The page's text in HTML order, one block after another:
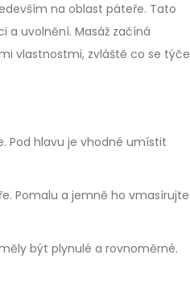
na oblast páteře. Tato
a uvolnění. Masáž začíná
vlastnostmi, zvláště co se týče
Pod hlavu je vhodné umístit
Pomalu a jemně ho vmasírujte
být plynulé a rovnoměrné.